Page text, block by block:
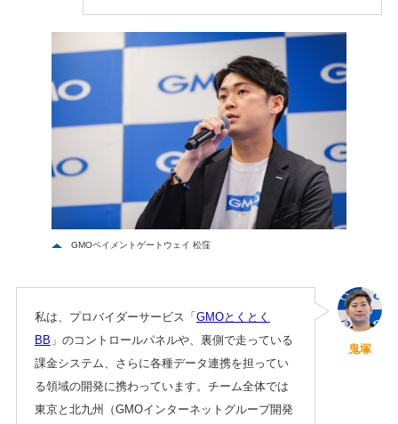
GMOペイメントゲートウェイ 松窪
私は、プロバイダーサービス「GMOとくとく
BB 」のコントロールパネルや、裏側で走っている
課金システム、さらに各種データ連携を担ってい
る領域の開発に携わっています。チーム全体では
東京と北九州（GMOインターネットグループ開発
鬼塚